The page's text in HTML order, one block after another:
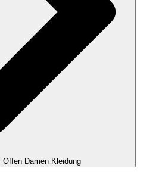
Offen Damen Kleidung